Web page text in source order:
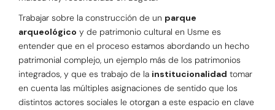
Trabajar sobre la construcción de un parque
arqueológico y de patrimonio cultural en Usme es
entender que en el proceso estamos abordando un hecho
patrimonial complejo, un ejemplo más de los patrimonios
integrados, y que es trabajo de la institucionalidad tomar
en cuenta las múltiples asignaciones de sentido que los
distintos actores sociales le otorgan a este espacio en clave